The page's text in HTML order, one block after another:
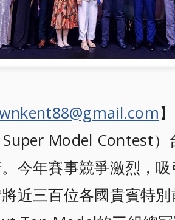
Model Contest）
今年賽事競爭激烈，
近三百位各國貴賓特